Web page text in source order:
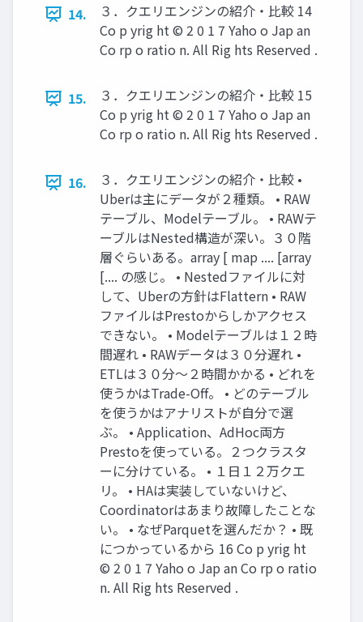
14.
３．クエリエンジンの紹介・比較 14
Co p yrig ht © 2 0 1 7 Yaho o Jap an
Co rp o ratio n. All Rig hts Reserved .
15.
３．クエリエンジンの紹介・比較 15
Co p yrig ht © 2 0 1 7 Yaho o Jap an
Co rp o ratio n. All Rig hts Reserved .
16.
３．クエリエンジンの紹介・比較 •
Uberは主にデータが２種類。 • RAW
テーブル、Modelテーブル。 • RAWテ
ーブルはNested構造が深い。３０階
層ぐらいある。array [ map .... [array
[.... の感じ。 • Nestedファイルに対
して、Uberの方針はFlattern • RAW
ファイルはPrestoからしかアクセス
できない。 • Modelテーブルは１２時
間遅れ • RAWデータは３０分遅れ •
ETLは３０分〜２時間かかる • どれを
使うかはTrade-Off。 • どのテーブル
を使うかはアナリストが自分で選
ぶ。 • Application、AdHoc両方
Prestoを使っている。２つクラスタ
ーに分けている。 • １日１２万クエ
リ。 • HAは実装していないけど、
Coordinatorはあまり故障したことな
い。 • なぜParquetを選んだか？ • 既
につかっているから 16 Co p yrig ht
© 2 0 1 7 Yaho o Jap an Co rp o ratio
n. All Rig hts Reserved .